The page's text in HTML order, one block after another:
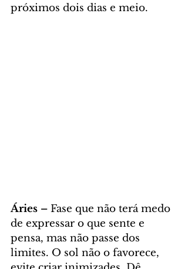
próximos dois dias e meio.
Áries – Fase que não terá medo
de expressar o que sente e
pensa, mas não passe dos
limites. O sol não o favorece,